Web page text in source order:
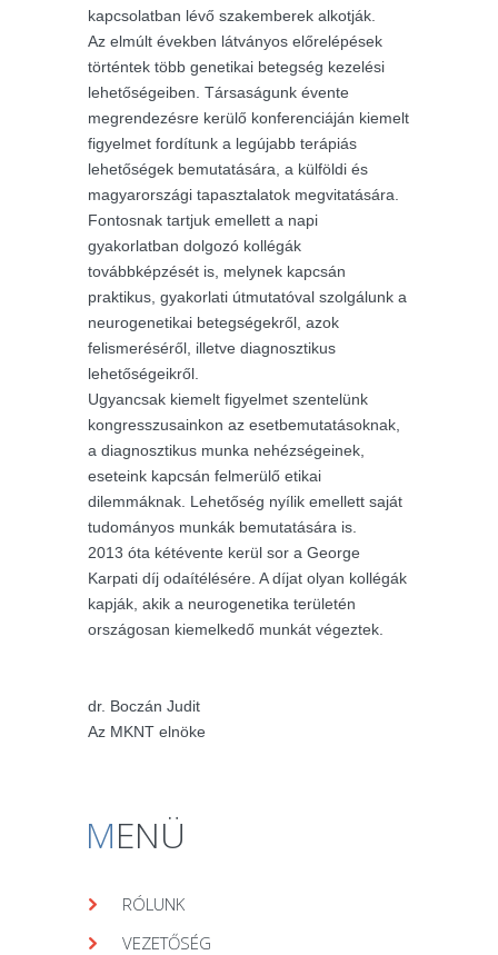
kapcsolatban lévő szakemberek alkotják.
Az elmúlt években látványos előrelépések
történtek több genetikai betegség kezelési
lehetőségeiben. Társaságunk évente
megrendezésre kerülő konferenciáján kiemelt
figyelmet fordítunk a legújabb terápiás
lehetőségek bemutatására, a külföldi és
magyarországi tapasztalatok megvitatására.
Fontosnak tartjuk emellett a napi
gyakorlatban dolgozó kollégák
továbbképzését is, melynek kapcsán
praktikus, gyakorlati útmutatóval szolgálunk a
neurogenetikai betegségekről, azok
felismeréséről, illetve diagnosztikus
lehetőségeikről.
Ugyancsak kiemelt figyelmet szentelünk
kongresszusainkon az esetbemutatásoknak,
a diagnosztikus munka nehézségeinek,
eseteink kapcsán felmerülő etikai
dilemmáknak. Lehetőség nyílik emellett saját
tudományos munkák bemutatására is.
2013 óta kétévente kerül sor a George
Karpati díj odaítélésére. A díjat olyan kollégák
kapják, akik a neurogenetika területén
országosan kiemelkedő munkát végeztek.
dr. Boczán Judit
Az MKNT elnöke
MENÜ
RÓLUNK
VEZETŐSÉG